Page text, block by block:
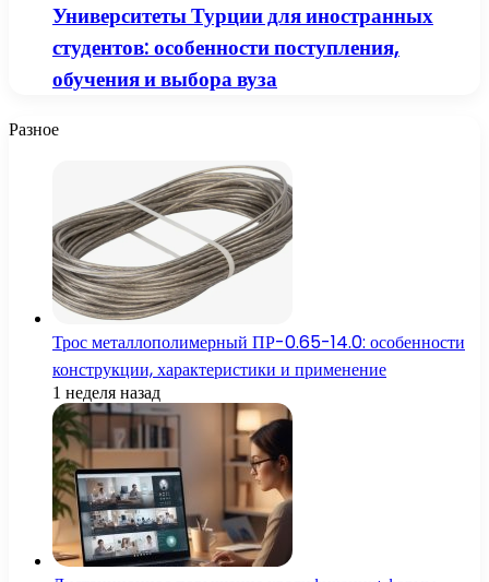
Университеты Турции для иностранных
студентов: особенности поступления,
обучения и выбора вуза
Разное
Трос металлополимерный ПР-0.65-14.0: особенности
конструкции, характеристики и применение
1 неделя назад